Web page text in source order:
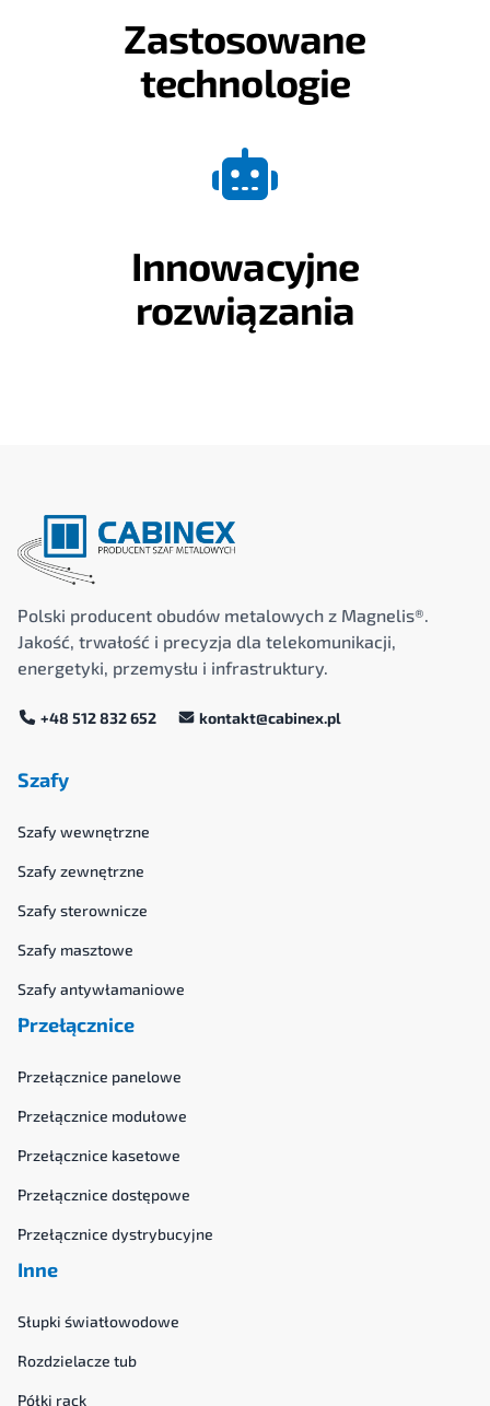
Zastosowane
technologie
Innowacyjne
rozwiązania
Polski producent obudów metalowych z Magnelis®.
Jakość, trwałość i precyzja dla telekomunikacji,
energetyki, przemysłu i infrastruktury.
+48 512 832 652 kontakt@cabinex.pl
Szafy
Szafy wewnętrzne
Szafy zewnętrzne
Szafy sterownicze
Szafy masztowe
Szafy antywłamaniowe
Przełącznice
Przełącznice panelowe
Przełącznice modułowe
Przełącznice kasetowe
Przełącznice dostępowe
Przełącznice dystrybucyjne
Inne
Słupki światłowodowe
Rozdzielacze tub
Półki rack